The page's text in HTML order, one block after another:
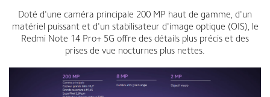
Doté d'une caméra principale 200 MP haut de gamme, d'un
matériel puissant et d'un stabilisateur d'image optique (OIS), le
Redmi Note 14 Pro+ 5G offre des détails plus précis et des
prises de vue nocturnes plus nettes.